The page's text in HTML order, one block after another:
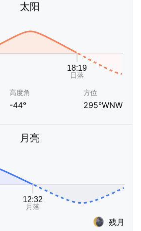
太阳
高度角
-44°
方位
295°WNW
月亮
残月